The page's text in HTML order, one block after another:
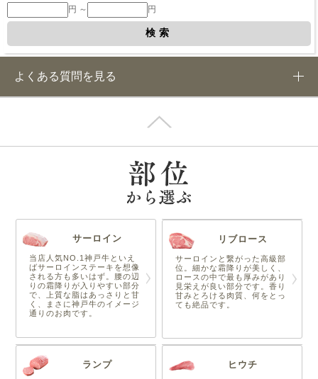
円 ～
円
よくある質問を見る
サーロイン
当店人気NO.1神戸牛といえ
ばサーロインステーキを想像
される方も多いはず。腰の辺
りの霜降りが入りやすい部分
で、上質な脂はあっさりと甘
く、まさに神戸牛のイメージ
通りのお肉です。
リブロース
サーロインと繋がった高級部
位。細かな霜降りが美しく、
ロースの中で最も厚みがあり
見栄えが良い部分です。香り
甘みとろける肉質、何をとっ
ても絶品です。
ランプ ヒウチ